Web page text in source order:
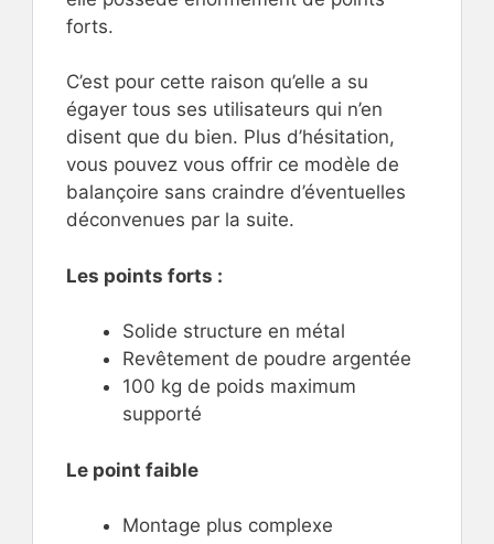
forts.
C’est pour cette raison qu’elle a su
égayer tous ses utilisateurs qui n’en
disent que du bien. Plus d’hésitation,
vous pouvez vous offrir ce modèle de
balançoire sans craindre d’éventuelles
déconvenues par la suite.
Les points forts :
Solide structure en métal
Revêtement de poudre argentée
100 kg de poids maximum
supporté
Le point faible
Montage plus complexe